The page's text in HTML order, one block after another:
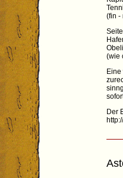
(fin -
(wie
Der